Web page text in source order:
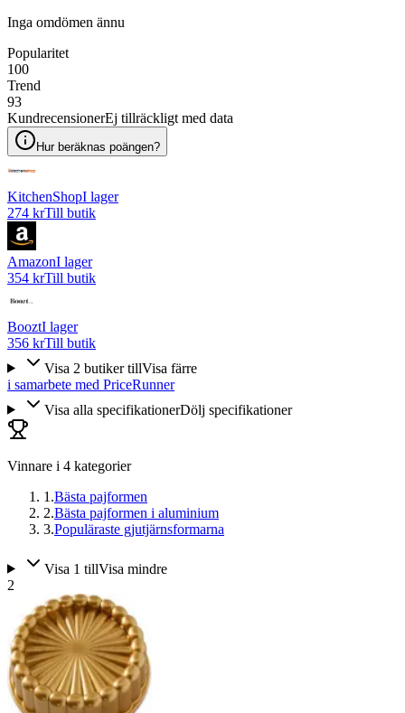
Inga omdömen ännu
Popularitet
100
Trend
93
KundrecensionerEj tillräckligt med data
Hur beräknas poängen?
KitchenShopI lager
274 krTill butik
AmazonI lager
354 krTill butik
BooztI lager
356 krTill butik
Visa 2 butiker tillVisa färre
i samarbete med PriceRunner
Visa alla specifikationerDölj specifikationer
Vinnare i 4 kategorier
1 .Bästa pajformen
2.Bästa pajformen i aluminium
3.Populäraste gjutjärnsformarna
Visa 1 tillVisa mindre
2